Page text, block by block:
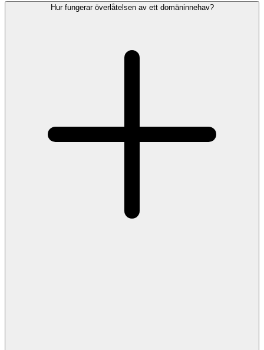
Hur fungerar överlåtelsen av ett domäninnehav?